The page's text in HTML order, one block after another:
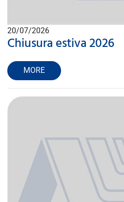
20/07/2026
Chiusura estiva 2026
MORE